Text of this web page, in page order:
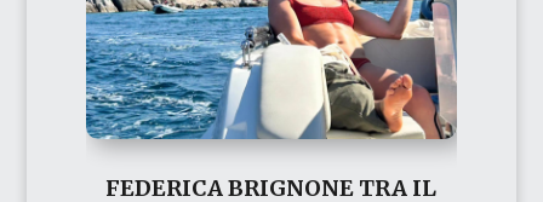
FEDERICA BRIGNONE TRA IL